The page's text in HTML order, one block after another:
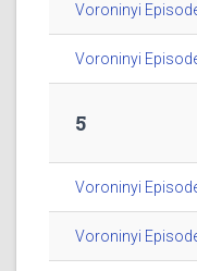
Voroninyi
Voroninyi
5
Voroninyi
Voroninyi